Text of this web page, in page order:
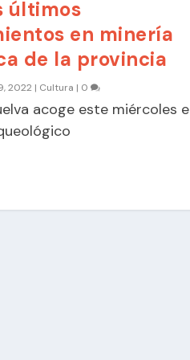
últimos
en minería
de la provincia
2022 | Cultura | 0
acoge este miércoles